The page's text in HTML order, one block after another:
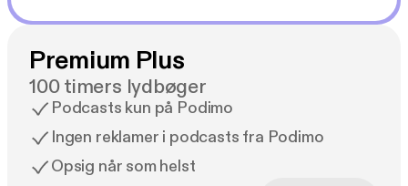
Premium Plus
100 timers lydbøger
Podcasts kun på Podimo
Ingen reklamer i podcasts fra Podimo
Opsig når som helst